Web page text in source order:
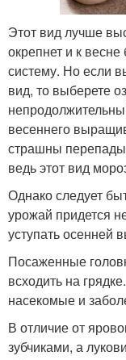
Этот вид лучше
окрепнет и к
систему. Но если
вид, то выберете
весеннего
страшны
ведь этот вид
Однако следует
урожай придется
уступать осенней
Посаженные
всходить на
насекомые и
В отличие от
зубчиками, а